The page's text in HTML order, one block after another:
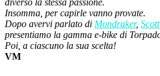
diverso la stessa passione.
Insomma, per capirle vanno provate.
Dopo avervi parlato di Mondraker, Scott
presentiamo la gamma e-bike di
Poi, a ciascuno la sua scelta!
VM